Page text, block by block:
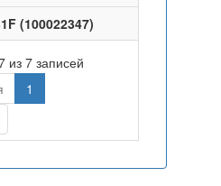
(100022347)
из 7 записей
1